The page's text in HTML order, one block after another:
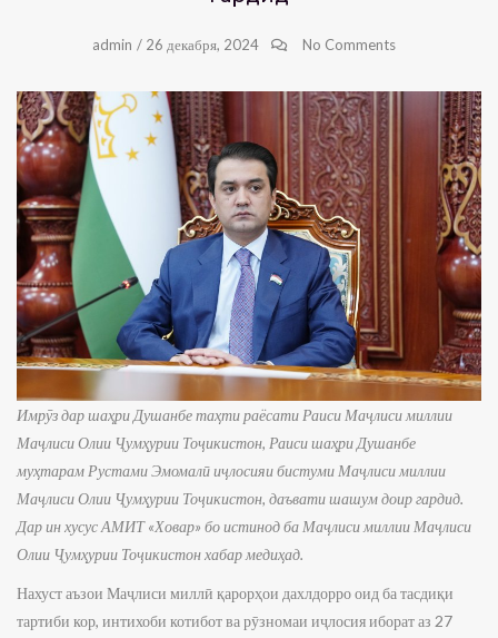
admin / 26 декабря, 2024 No Comments
Имрӯз дар шаҳри Душанбе таҳти раёсати Раиси Маҷлиси миллии
Маҷлиси Олии Ҷумҳурии Тоҷикистон, Раиси шаҳри Душанбе
муҳтарам Рустами Эмомалӣ иҷлосияи бистуми Маҷлиси миллии
Маҷлиси Олии Ҷумҳурии Тоҷикистон, даъвати шашум доир гардид.
Дар ин хусус АМИТ«Ховар» бо истинод ба Маҷлиси миллии Маҷлиси
Олии Ҷумҳурии Тоҷикистон хабар медиҳад.
Нахуст аъзои Маҷлиси миллӣ қарорҳои дахлдорро оид ба тасдиқи
тартиби кор, интихоби котибот ва рӯзномаи иҷлосия иборат аз 27